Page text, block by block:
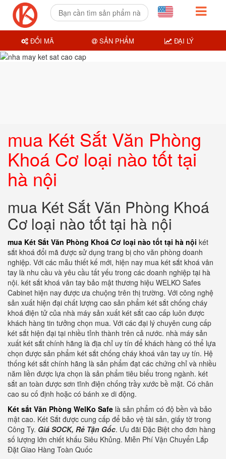
mua Két Sắt Văn Phòng
Khoá Cơ loại nào tốt tại
hà nội
mua Két Sắt Văn Phòng Khoá
Cơ loại nào tốt tại hà nội
mua Két Sắt Văn Phòng Khoá Cơ loại nào tốt tại hà nội két
sắt khoá đổi mã được sử dụng trang bị cho văn phòng doanh
nghiệp. Với các mẫu thiết kế mới, hiện nay mua két sắt khoá vân
tay là nhu cầu và yêu cầu tất yếu trong các doanh nghiệp tại hà
nội. két sắt khoá vân tay bảo mật thương hiệu WELKO Safes
Cabinet hiện nay được ưa chuộng trên thị trường. Với công nghệ
sản xuất hiện đại chất lượng cao sản phẩm két sắt chống cháy
khoá điện tử của nhà máy sản xuất két sắt cao cấp luôn được
khách hàng tin tưởng chọn mua. Với các đại lý chuyên cung cấp
két sắt hiện đại tại nhiều tỉnh thành trên cả nước. nhà máy sản
xuất két sắt chính hãng là địa chỉ uy tín để khách hàng có thể lựa
chọn được sản phẩm két sắt chống cháy khoá vân tay uy tín. Hệ
thống két sắt chính hãng là sản phẩm đạt các chứng chỉ và nhiều
năm liền được lựa chọn là sản phẩm tiêu biểu trong ngành. két
sắt an toàn được sơn tĩnh điện chống trầy xước bề mặt. Có chân
cao su cố định hoặc có bánh xe di động.
Két sắt Văn Phòng WelKo Safe là sản phẩm có độ bền và bảo
mật cao. Két Sắt được cung cấp để bảo vệ tài sản, giấy tờ trong
Công Ty. Giá SOCK, Rẻ Tận Gốc. Ưu đãi Đặc Biệt cho đơn hàng
số lượng lớn chiết khấu Siêu Khủng. Miễn Phí Vận Chuyển Lắp
Đặt Giao Hàng Toàn Quốc
ĐỔI MÃ SẢN PHẨM ĐẠI LÝ